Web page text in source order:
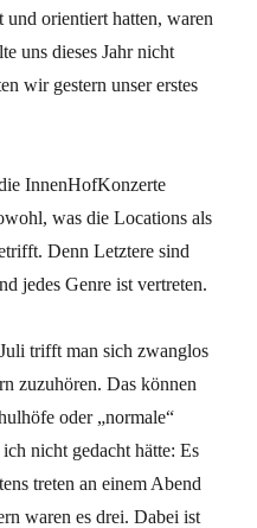
orientiert hatten, waren
uns dieses Jahr nicht
wir gestern unser erstes
InnenHofKonzerte
was die Locations als
Denn Letztere sind
jedes Genre ist vertreten.
trifft man sich zwanglos
zuzuhören. Das können
oder „normale“
nicht gedacht hätte: Es
treten an einem Abend
waren es drei. Dabei ist